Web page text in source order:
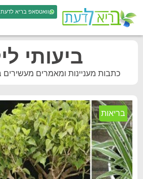
וואטסאפ בריא לדעת
ביעותי
כתבות מעניינות ומאמרים מעשירים
בריאות